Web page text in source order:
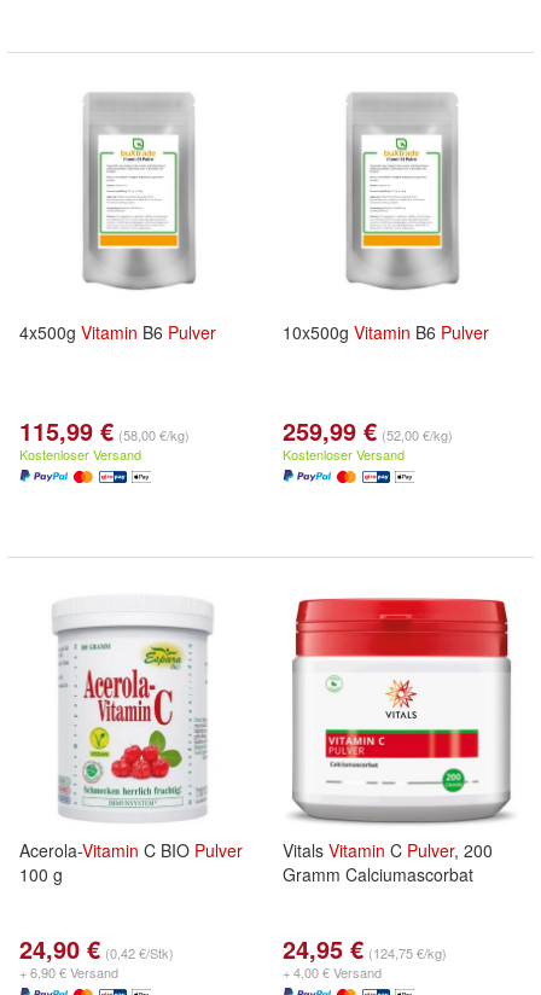
4x500g Vitamin B6 Pulver
115,99 € (58,00 €/kg)
Kostenloser Versand
10x500g Vitamin B6 Pulver
259,99 € (52,00 €/kg)
Kostenloser Versand
Acerola-Vitamin C BIO Pulver
100 g
24,90 € (0,42 €/Stk)
+ 6,90 € Versand
Vitals Vitamin C Pulver, 200
Gramm Calciumascorbat
24,95 € (124,75 €/kg)
+ 4,00 € Versand